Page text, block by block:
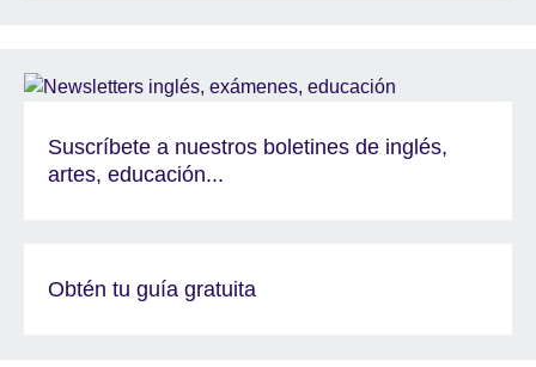
Suscríbete a nuestros boletines de inglés,
artes, educación...
Obtén tu guía gratuita